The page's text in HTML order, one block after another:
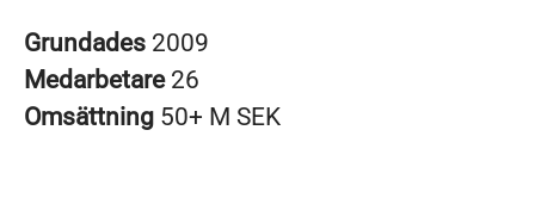
Grundades 2009
Medarbetare 26
Omsättning 50+ M SEK